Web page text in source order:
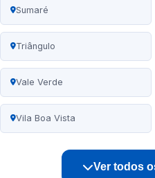
Sumaré
Triângulo
Vale Verde
Vila Boa Vista
Ver todos